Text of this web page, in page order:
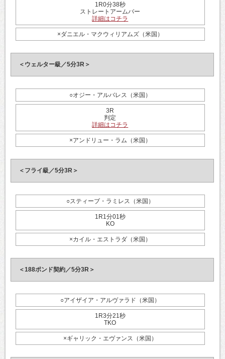
1R0分38秒
ストレートアームバー
詳細はコチラ
×ダニエル・マクウィリアムズ（米国）
＜ウェルター級／5分3R＞
○オジー・アルバレス（米国）
3R
判定
詳細はコチラ
×アンドリュー・ラム（米国）
＜フライ級／5分3R＞
○スティーブ・ラミレス（米国）
1R1分01秒
KO
×カイル・エストラダ（米国）
＜188ポンド契約／5分3R＞
○アイザイア・アルヴァラド（米国）
1R3分21秒
TKO
×ギャリック・エヴァンス（米国）